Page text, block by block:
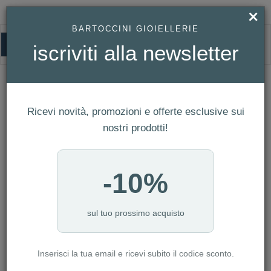
HOMEPAGE OROLOGIO BULOVA UOMO SUPER SEVILLE REF. 96B444
Orologio Bulova Uomo Super Seville
Ref. 96B444
×
BARTOCCINI GIOIELLERIE
iscriviti alla newsletter
Ricevi novità, promozioni e offerte esclusive sui
nostri prodotti!
-10%
sul tuo prossimo acquisto
Inserisci la tua email e ricevi subito il codice sconto.